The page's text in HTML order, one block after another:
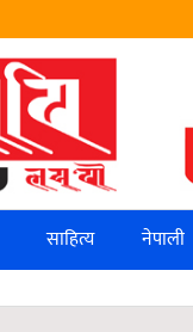
साहित्य नेपाली